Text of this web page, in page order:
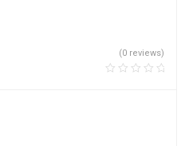
(0 reviews)